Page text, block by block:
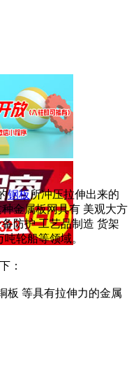
钢板所冲压拉伸出来的
种金属板网具有 美观大方
备防护 工艺品制造 货架
轮船等领域。
：
板 等具有拉伸力的金属